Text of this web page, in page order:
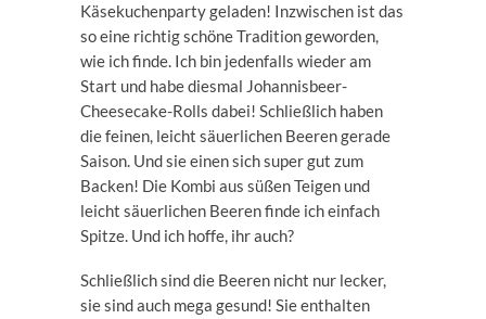
Käsekuchenparty geladen! Inzwischen ist das
so eine richtig schöne Tradition geworden,
wie ich finde. Ich bin jedenfalls wieder am
Start und habe diesmal Johannisbeer-
Cheesecake-Rolls dabei! Schließlich haben
die feinen, leicht säuerlichen Beeren gerade
Saison. Und sie einen sich super gut zum
Backen! Die Kombi aus süßen Teigen und
leicht säuerlichen Beeren finde ich einfach
Spitze. Und ich hoffe, ihr auch?
Schließlich sind die Beeren nicht nur lecker,
sie sind auch mega gesund! Sie enthalten